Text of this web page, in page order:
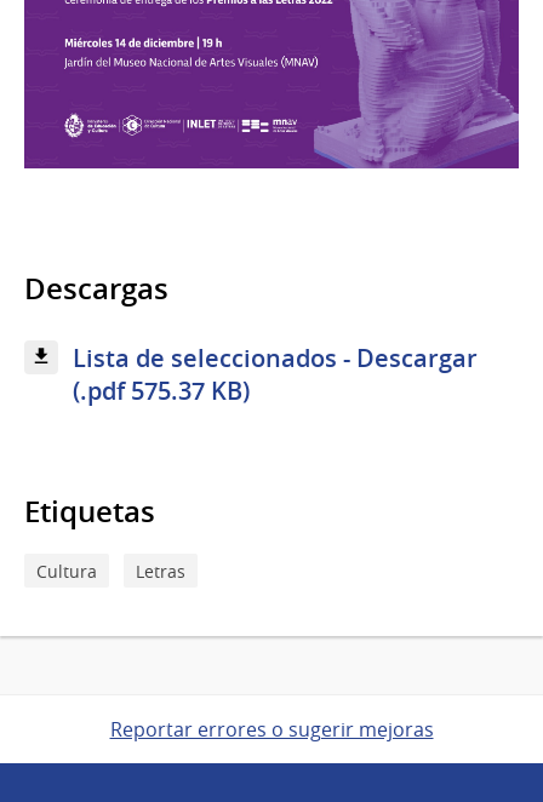
Descargas
Lista de seleccionados - Descargar
(.pdf 575.37 KB)
Etiquetas
Cultura Letras
Reportar errores o sugerir mejoras